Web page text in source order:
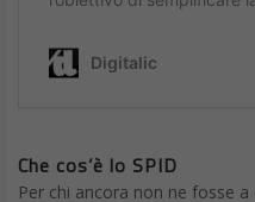
Che cos’è lo SPID
Per chi ancora non ne fosse